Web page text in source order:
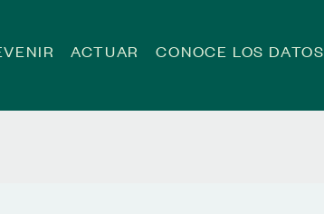
ACTUAR CONOCE LOS DATOS